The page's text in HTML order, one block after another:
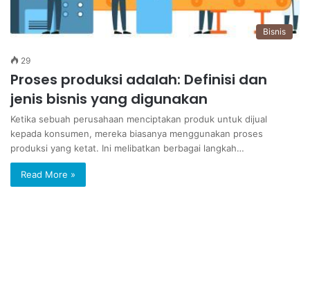
Bisnis
29
Proses produksi adalah: Definisi dan
jenis bisnis yang digunakan
Ketika sebuah perusahaan menciptakan produk untuk dijual
kepada konsumen, mereka biasanya menggunakan proses
produksi yang ketat. Ini melibatkan berbagai langkah…
Read More »